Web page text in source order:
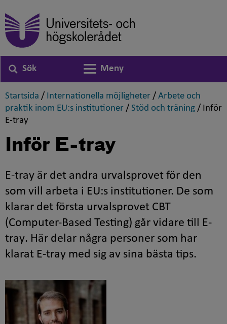
Sök
Växla navigering
Meny
Startsida ,
/ Internationella möjligheter ,
/ Arbete och
praktik inom EU:s institutioner ,
/ Stöd och träning ,
/ Inför
E-tray
Inför E-tray
E-tray är det andra urvalsprovet för den
som vill arbeta i EU:s institutioner. De som
klarar det första urvalsprovet CBT
(Computer-Based Testing) går vidare till E-
tray. Här delar några personer som har
klarat E-tray med sig av sina bästa tips.